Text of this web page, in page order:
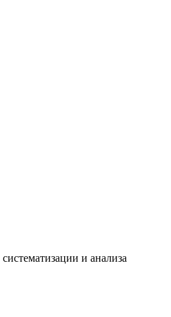
и анализа